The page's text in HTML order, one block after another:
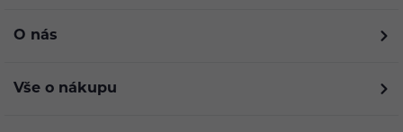
O nás
Vše o nákupu